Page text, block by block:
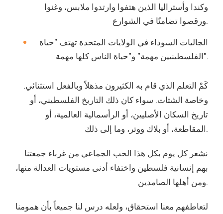
وكندا وأستراليا الذين هتفوا وارتدوا ملابس، وغنوا
ورقصوا تضامنًا في الشوارع.
الجاليات السوداء في الولايات المتحدة تهتف "حياة
الفلسطينيين مهمة" و"حياة الناس كلها مهمة".
كَمْ التعلم الذي قام به الكثيرون مذهلاً وبالفعل استثنائي.
وخاصة الشتات. سواء كان ذلك التاريخ الفلسطيني، أو
تاريخ السكان الأصليين، أو الرأسمالية العالمية، أو
المقاطعة، أو بلاك ووتر، وما إلى ذلك.
نشعر كل يوم بكل هذا الحب الجماعي من غرباء جمعتنا
بهم إنسانية فلسطين واختفاء أدنى مستويات العدالة منها،
ومن أهلها الصامدين.
لتعاطفهم معنا استحقاق، ولعله درس لنا جميعاً بأن همومنا